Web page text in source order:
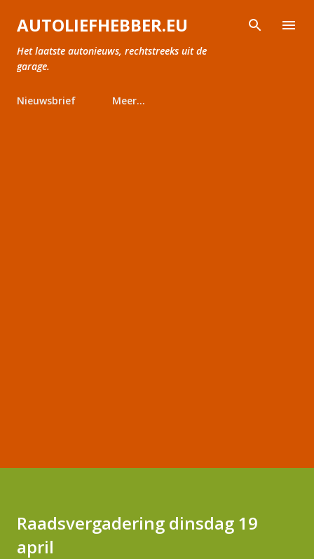
Doorgaan naar hoofdcontent
AUTOLIEFHEBBER.EU
Het laatste autonieuws, rechtstreeks uit de
garage.
Nieuwsbrief Meer…
Raadsvergadering dinsdag 19
april